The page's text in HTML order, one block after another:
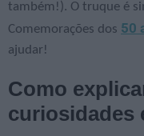
também!). O truque é
Comemorações dos 50
ajudar!
Como
curiosidades